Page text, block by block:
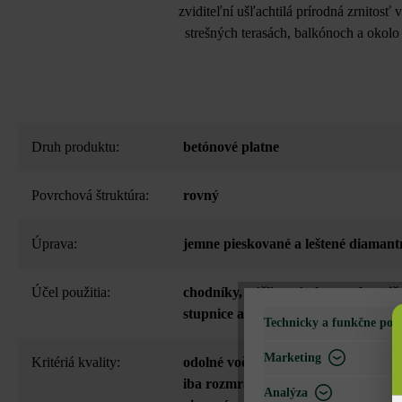
zviditeľní ušľachtilá prírodná zrnitosť v
strešných terasách, balkónoch a
Druh produktu: betónové platne
Povrchová štruktúra: rovný
Úprava: jemne pieskované a leštené
Účel použitia: chodníky, nášľapné platne,
stupnice a schody
,
Kritériá kvality:
odolné voči mrazu a posypovej soli
iba rozmrazovacie prostriedky
Technicky a funkčne
Marketing
Analýza